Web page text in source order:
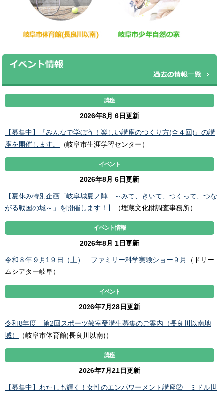
講座
2026年8月 6日更新
【募集中】『みんなで学ぼう！楽しい講座のつくり方(全４回)』の講
座を開催します。
（岐阜市生涯学習センター）
イベント
2026年8月 6日更新
【夏休み特別企画「岐阜城夏ノ陣 ～みて、きいて、つくって、つな
がる戦国の城～」を開催します！】
（埋蔵文化財調査事務所）
イベント情報
2026年8月 1日更新
令和８年９月1９日（土） ファミリー科学実験ショー９月
（ドリー
ムシアター岐阜）
イベント
2026年7月28日更新
令和8年度 第2回スポーツ教室受講生募集のご案内（長良川以南地
域）
（岐阜市体育館(長良川以南)）
講座
2026年7月21日更新
【募集中】わたしも輝く！女性のエンパワーメント講座② ミドル世